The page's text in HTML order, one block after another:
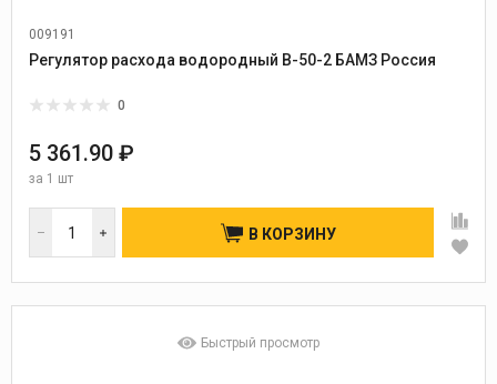
009191
Регулятор расхода водородный В-50-2 БАМЗ Россия
0
5 361.90 ₽
за 1 шт
В КОРЗИНУ
Быстрый просмотр